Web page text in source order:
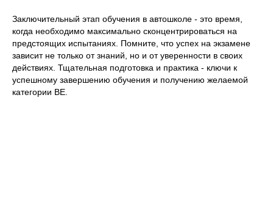
Заключительный этап обучения в автошколе - это время,
когда необходимо максимально сконцентрироваться на
предстоящих испытаниях. Помните, что успех на экзамене
зависит не только от знаний, но и от уверенности в своих
действиях. Тщательная подготовка и практика - ключи к
успешному завершению обучения и получению желаемой
категории ВЕ.